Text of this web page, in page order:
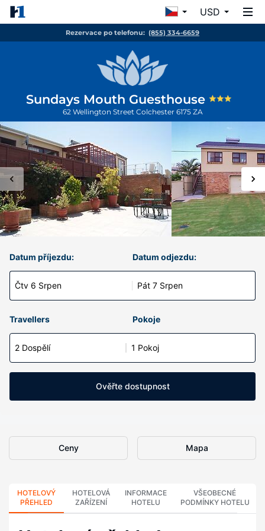
USD
Rezervace po telefonu: (855) 334-6659
Sundays Mouth Guesthouse
62 Wellington Street Colchester 6175 ZA
Datum příjezdu:
Čtv 6 Srpen
Datum odjezdu:
Pát 7 Srpen
Travellers Pokoje
2 Dospělí 1 Pokoj
Ověřte dostupnost
Ceny Mapa
HOTELOVÝ
PŘEHLED
HOTELOVÁ
ZAŘÍZENÍ
INFORMACE
HOTELU
VŠEOBECNÉ
PODMÍNKY HOTELU